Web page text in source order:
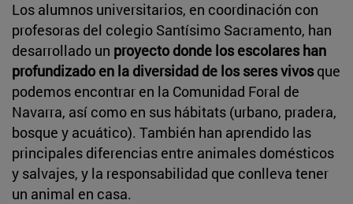
Los alumnos universitarios, en coordinación con
profesoras del colegio Santísimo Sacramento, han
desarrollado un proyecto donde los escolares han
profundizado en la diversidad de los seres vivosque
podemos encontrar en la Comunidad Foral de
Navarra, así como en sus hábitats (urbano, pradera,
bosque y acuático). También han aprendido las
principales diferencias entre animales domésticos
y salvajes, y la responsabilidad que conlleva tener
un animal en casa.